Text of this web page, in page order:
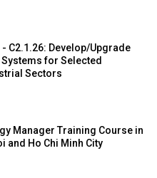
- C2.1.26: Develop/Upgrade
Systems for Selected
Sectors
Manager Training Course in
and Ho Chi Minh City